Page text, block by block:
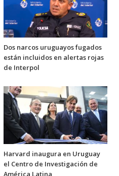
Dos narcos uruguayos fugados
están incluidos en alertas rojas
de Interpol
Harvard inaugura en Uruguay
el Centro de Investigación de
América Latina